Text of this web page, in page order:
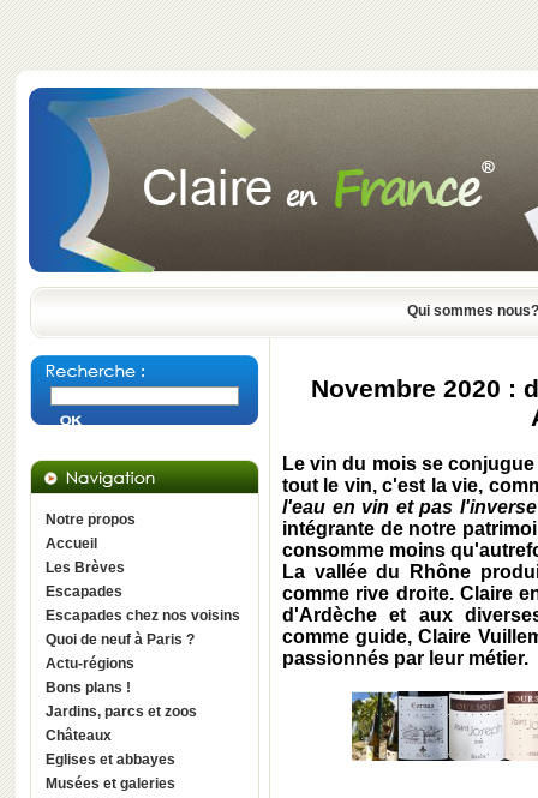
Qui sommes nous?
Notre propos
Accueil
Les Brèves
Escapades
Escapades chez nos voisins
Quoi de neuf à Paris ?
Actu-régions
Bons plans !
Jardins, parcs et zoos
Châteaux
Eglises et abbayes
Musées et galeries
Novembre 2020 :
Le vin du mois se
tout le vin, c'est la vie,
l'eau en vin et pas
intégrante de notre
consomme moins
La vallée du Rhône
comme rive droite. Claire
d'Ardèche et aux
comme guide,Claire
passionnés par leur métier.